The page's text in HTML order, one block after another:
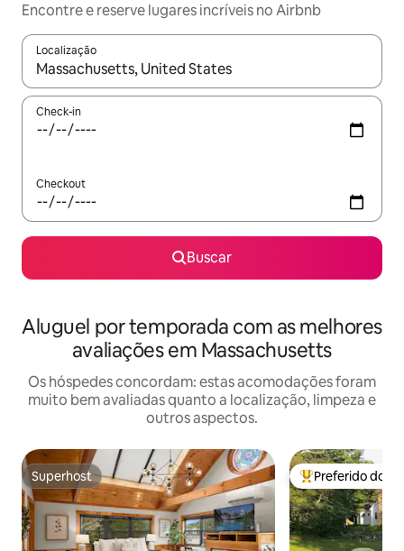
Encontre e reserve lugares incríveis no Airbnb
Localização
Quando os resultados estiverem disponíveis, explore-os
Check-in
Checkout
Buscar
Aluguel por temporada com as melhores
avaliações em Massachusetts
Os hóspedes concordam: estas acomodações foram
muito bem avaliadas quanto a localização, limpeza e
outros aspectos.
Superhost
Superhost Entre os
Preferido dos